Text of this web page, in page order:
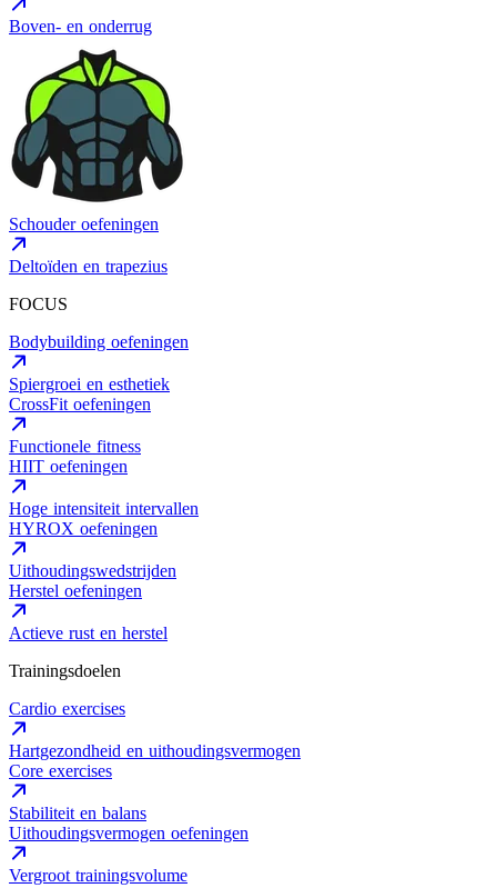
Boven- en onderrug
Schouder oefeningen
Deltoïden en trapezius
FOCUS
Bodybuilding oefeningen
Spiergroei en esthetiek
CrossFit oefeningen
Functionele fitness
HIIT oefeningen
Hoge intensiteit intervallen
HYROX oefeningen
Uithoudingswedstrijden
Herstel oefeningen
Actieve rust en herstel
Trainingsdoelen
Cardio exercises
Hartgezondheid en uithoudingsvermogen
Core exercises
Stabiliteit en balans
Uithoudingsvermogen oefeningen
Vergroot trainingsvolume